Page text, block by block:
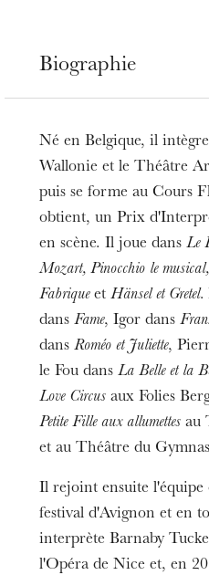
Biographie
Né en Belgique, il
Wallonie et le Théâtre
puis se forme au Cours
obtient, un Prix
en scène. Il joue dansLe
Mozart, Pinocchio le
FabriqueetHänsel et Gretel.
dansFame, Igor dans
dansRoméo et Juliette,
le Fou dansLa Belle et la
Love Circus aux Folies
Petite Fille aux allumettes au
et au Théâtre du
Il rejoint ensuite l'équipe
festival d'Avignon et en
interprète Barnaby
l'Opéra de Nice et, en